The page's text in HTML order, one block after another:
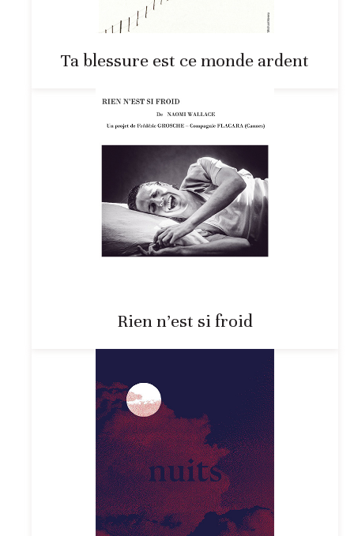
Ta blessure est ce monde ardent
Rien n’est si froid